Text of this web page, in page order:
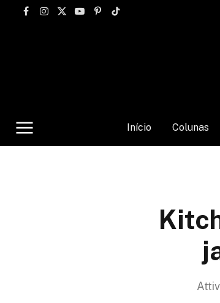
Facebook
Instagram
X
YouTubePinterest
TikTok
Início Colunas